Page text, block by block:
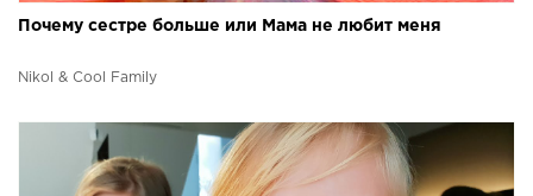
Почему сестре больше или Мама не любит меня
Nikol & Cool Family